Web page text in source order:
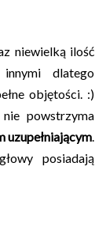
niewielką ilość
innymi dlatego
objętości. :)
powstrzyma
uzupełniającym.
posiadają